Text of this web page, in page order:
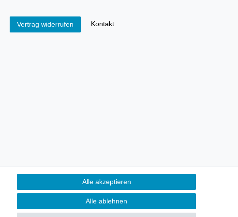
Vertrag widerrufen Kontakt
Alle akzeptieren
Alle ablehnen